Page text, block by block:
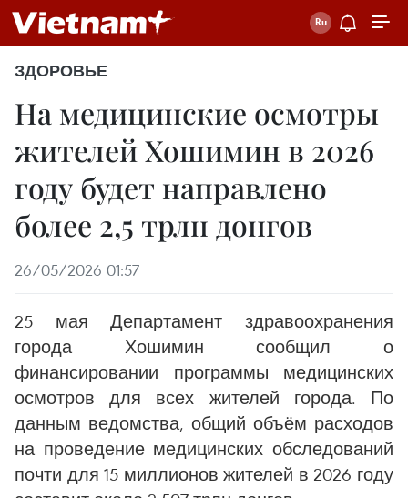
ЗДОРОВЬЕ
На медицинские осмотры
жителей Хошимин в 2026
году будет направлено
более 2,5 трлн донгов
26/05/2026 01:57
25 мая Департамент здравоохранения
города Хошимин сообщил о
финансировании программы медицинских
осмотров для всех жителей города. По
данным ведомства, общий объём расходов
на проведение медицинских обследований
почти для 15 миллионов жителей в 2026 году